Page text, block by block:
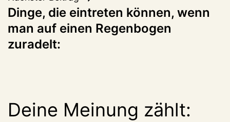
Dinge, die eintreten können, wenn
man auf einen Regenbogen
zuradelt:
Deine Meinung zählt: